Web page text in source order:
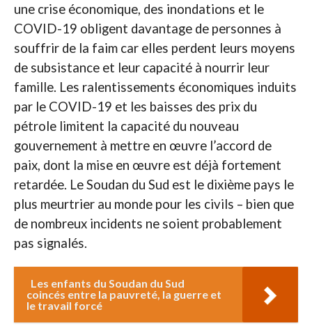
une crise économique, des inondations et le
COVID-19 obligent davantage de personnes à
souffrir de la faim car elles perdent leurs moyens
de subsistance et leur capacité à nourrir leur
famille. Les ralentissements économiques induits
par le COVID-19 et les baisses des prix du
pétrole limitent la capacité du nouveau
gouvernement à mettre en œuvre l’accord de
paix, dont la mise en œuvre est déjà fortement
retardée. Le Soudan du Sud est le dixième pays le
plus meurtrier au monde pour les civils – bien que
de nombreux incidents ne soient probablement
pas signalés.
Les enfants du Soudan du Sud
coincés entre la pauvreté, la guerre et
le travail forcé